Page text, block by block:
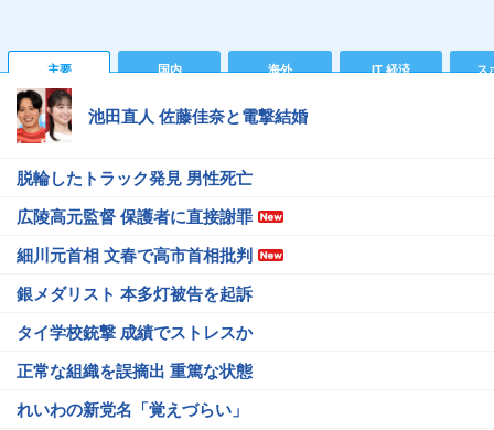
主要 国内 海外 IT 経済 ス
池田直人 佐藤佳奈と電撃結婚
脱輪したトラック発見 男性死亡
広陵高元監督 保護者に直接謝罪
細川元首相 文春で高市首相批判
銀メダリスト 本多灯被告を起訴
タイ学校銃撃 成績でストレスか
正常な組織を誤摘出 重篤な状態
れいわの新党名「覚えづらい」